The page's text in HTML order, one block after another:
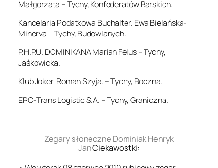
Małgorzata – Tychy, Konfederatów Barskich.
Kancelaria Podatkowa Buchalter. Ewa Bielańska-
Minerva – Tychy, Budowlanych.
P.H.P.U. DOMINIKANA Marian Felus – Tychy,
Jaśkowicka.
Klub Joker. Roman Szyja. – Tychy, Boczna.
EPO-Trans Logistic S.A. – Tychy, Graniczna.
Zegary słoneczne Dominiak Henryk
JanCiekawostki: